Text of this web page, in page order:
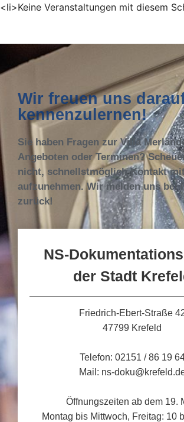
<li>Keine Veranstaltungen mit diesem
Wir freuen uns
kennenzulernen!
Sie haben Fragen zur Villa
Angeboten oder Terminen?
nicht, schnellstmöglich Kontakt
aufzunehmen. Wir melden uns bei
zurück!
NS-
der Stadt
Friedrich-Ebert-Straße
47799 Krefeld
Telefon: 02151 / 86 19
Mail: ns-
Öffnungszeiten ab dem 19.
Montag bis Mittwoch, Freitag: 10